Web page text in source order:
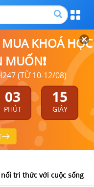
KHOÁ HỌC
(TỪ 10-12/08)
03
PHÚT
14
GIÂY
nối tri thức với cuộc sống